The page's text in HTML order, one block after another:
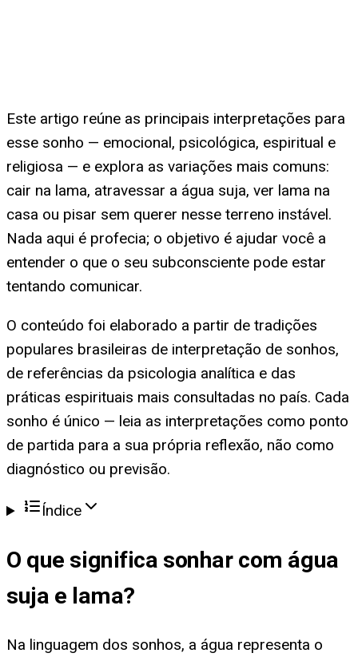
Este artigo reúne as principais interpretações para
esse sonho — emocional, psicológica, espiritual e
religiosa — e explora as variações mais comuns:
cair na lama, atravessar a água suja, ver lama na
casa ou pisar sem querer nesse terreno instável.
Nada aqui é profecia; o objetivo é ajudar você a
entender o que o seu subconsciente pode estar
tentando comunicar.
O conteúdo foi elaborado a partir de tradições
populares brasileiras de interpretação de sonhos,
de referências da psicologia analítica e das
práticas espirituais mais consultadas no país. Cada
sonho é único — leia as interpretações como ponto
de partida para a sua própria reflexão, não como
diagnóstico ou previsão.
Índice
O que significa sonhar com água
suja e lama?
Na linguagem dos sonhos, a água representa o